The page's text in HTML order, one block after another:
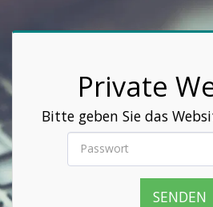
Private
Bitte geben Sie das
SENDEN